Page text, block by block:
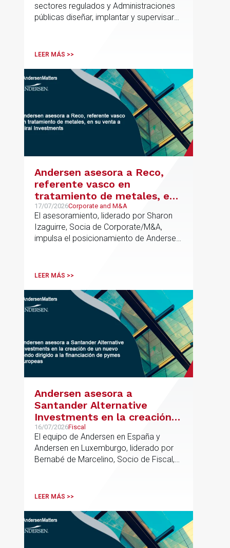
sectores regulados y Administraciones
públicas diseñar, implantar y supervisar
cumplimiento normativo desde el origen.
metodología propia de gestión de
riesgos de IA y se alinea con la
estrategia española de IA soberana
articulada en torno a ALIA.
LEER MÁS >>
Andersen asesora a Reco,
referente vasco en
tratamiento de metales, en
su venta a Mirai Investments
17/07/2026Corporate and M&A
El asesoramiento, liderado por Sharon
Izaguirre, Socia de Corporate/M&A,
impulsa el posicionamiento de Andersen
procesos estratégicos de M&A
LEER MÁS >>
Andersen asesora a
Santander Alternative
Investments en la creación
de un nuevo fondo dirigido a
la financiación de pymes
europeas
16/07/2026Fiscal
El equipo de Andersen en España y
Andersen en Luxemburgo, liderado por
Bernabé de Marcelino, Socio de Fiscal,
formación del fondo, hasta el primer
LEER MÁS >>